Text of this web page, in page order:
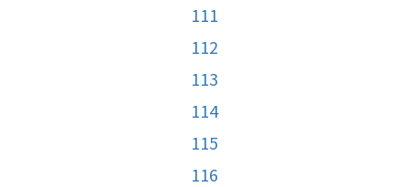
111
112
113
114
115
116